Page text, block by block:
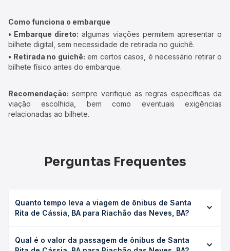
Como funciona o embarque
• Embarque direto: algumas viações permitem apresentar o
bilhete digital, sem necessidade de retirada no guichê.
• Retirada no guichê: em certos casos, é necessário retirar o
bilhete físico antes do embarque.
Recomendação: sempre verifique as regras específicas da
viação escolhida, bem como eventuais exigências
relacionadas ao bilhete.
Perguntas Frequentes
Quanto tempo leva a viagem de ônibus de Santa
Rita de Cássia, BA para Riachão das Neves, BA?
Riachão das Neves, BA leva em média 1h 20min, podendo
Qual é o valor da passagem de ônibus de Santa